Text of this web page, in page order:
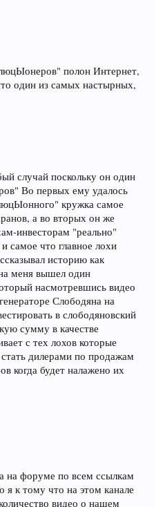
полон Интернет,
один из самых настырных,
случай поскольку он один
Во первых ему удалось
кружка самое
а во вторых он же
инвесторам "реально"
самое что главное лохи
историю как
меня вышел один
насмотревшись видео
Слободяна на
в слободяновский
сумму в качестве
с тех лохов которые
дилерами по продажам
когда будет налажено их
на форуме по всем ссылкам
я к тому что на этом канале
видео о нашем